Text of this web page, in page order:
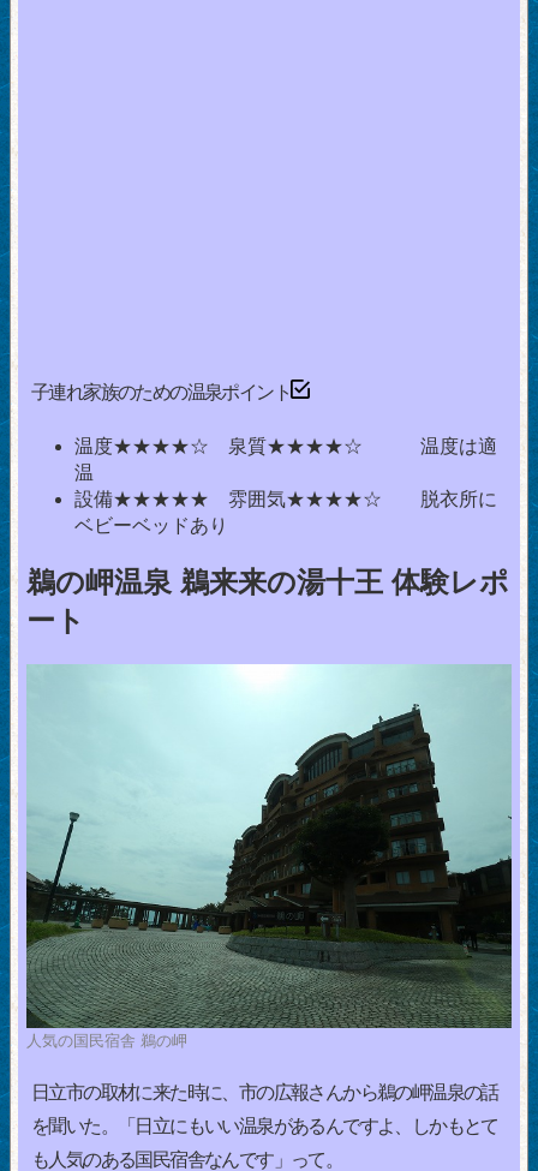
子連れ家族のための温泉ポイント
温度★★★★☆ 泉質★★★★☆ 温度は適
温
設備★★★★★ 雰囲気★★★★☆ 脱衣所に
ベビーベッドあり
鵜の岬温泉 鵜来来の湯十王 体験レポ
ート
人気の国民宿舎 鵜の岬
日立市の取材に来た時に、市の広報さんから鵜の岬温泉の話
を聞いた。「日立にもいい温泉があるんですよ、しかもとて
も人気のある国民宿舎なんです」って。